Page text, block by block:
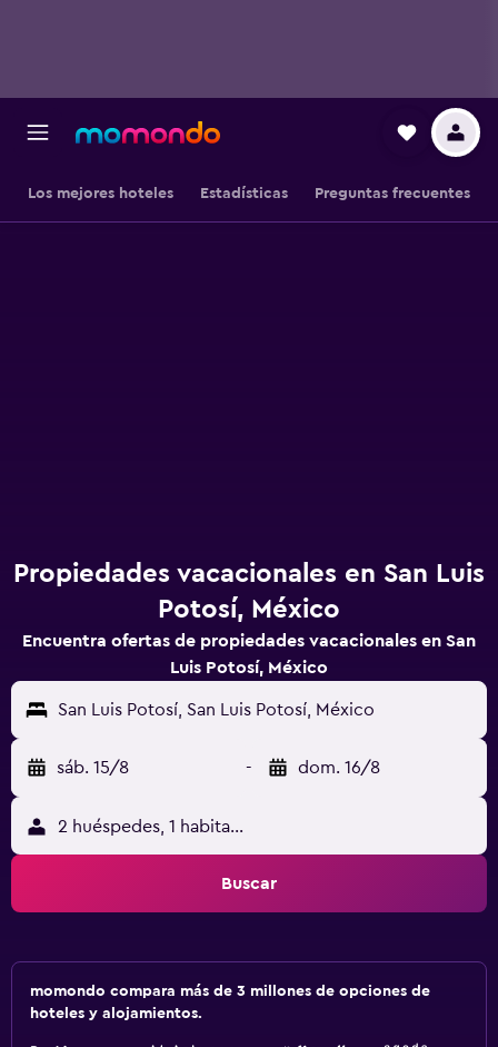
Los mejores hoteles Estadísticas Preguntas frecuentes
Propiedades vacacionales en San Luis
Potosí, México
Encuentra ofertas de propiedades vacacionales en San
Luis Potosí, México
San Luis Potosí, San Luis Potosí, México
sáb. 15/8 - dom. 16/8
2 huéspedes, 1 habitación
Buscar
momondo compara más de 3 millones de opciones de
hoteles y alojamientos.